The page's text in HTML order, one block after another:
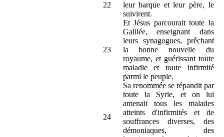
22
leur barque et leur père, le
suivirent.
23
Et Jésus parcourait toute la
Galilée, enseignant dans
leurs synagogues, prêchant
la bonne nouvelle du
royaume, et guérissant toute
maladie et toute infirmité
parmi le peuple.
24
Sa renommée se répandit par
toute la Syrie, et on lui
amenait tous les malades
atteints d'infirmités et de
souffrances diverses, des
démoniaques, des